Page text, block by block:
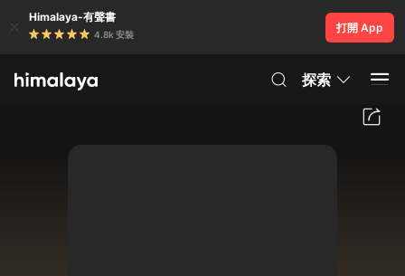
Himalaya-有聲書
4.8k 安裝
打開 App
探索